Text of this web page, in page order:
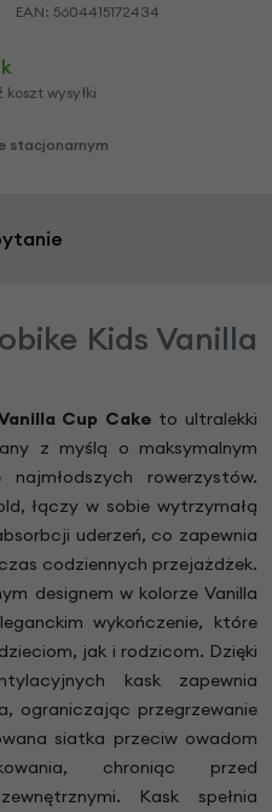
EAN: 5604415172434
koszt wysyłki
stacjonarnym
Kids Vanilla
Cup Cake to ultralekki
z myślą o maksymalnym
rowerzystów.
łączy w sobie wytrzymałą
uderzeń, co zapewnia
codziennych przejażdżek.
designem w kolorze Vanilla
wykończenie, które
jak i rodzicom. Dzięki
kask zapewnia
ograniczając przegrzewanie
siatka przeciw owadom
chroniąc przed
Kask spełnia